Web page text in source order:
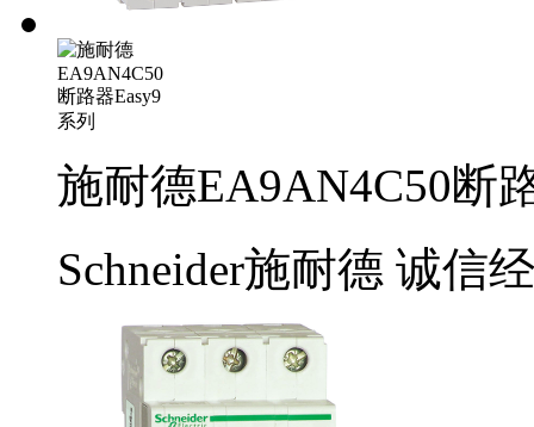
施耐德EA9AN4C50断
Schneider施耐德 诚信